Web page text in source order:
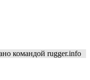
командой rugger.info